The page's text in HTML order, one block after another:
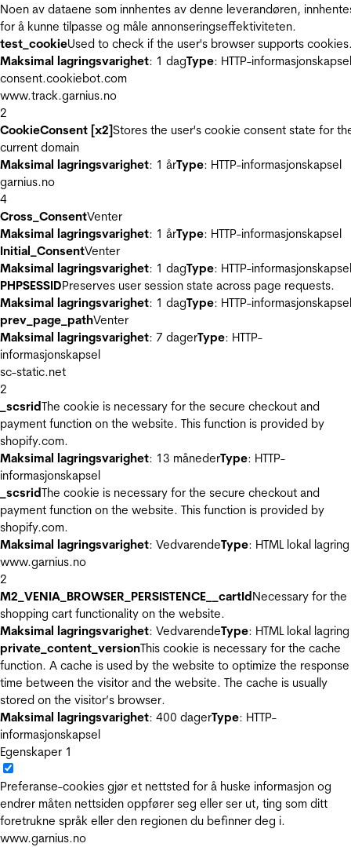
Noen av dataene som innhentes av denne leverandøren,
for å kunne tilpasse og måle annonseringseffektiviteten.
test_cookieUsed to check if the user's browser supports
Maksimal lagringsvarighet: 1 dagType: HTTP-informasjonskapsel
consent.cookiebot.com
www.track.garnius.no
2
CookieConsent [x2]Stores the user's cookie consent state for
current domain
Maksimal lagringsvarighet: 1 årType: HTTP-informasjonskapsel
garnius.no
4
Cross_ConsentVenter
Maksimal lagringsvarighet: 1 årType: HTTP-informasjonskapsel
Initial_ConsentVenter
Maksimal lagringsvarighet: 1 dagType: HTTP-informasjonskapsel
PHPSESSIDPreserves user session state across page requests.
Maksimal lagringsvarighet: 1 dagType: HTTP-informasjonskapsel
prev_page_pathVenter
Maksimal lagringsvarighet: 7 dagerType: HTTP-
informasjonskapsel
sc-static.net
2
_scsridThe cookie is necessary for the secure checkout and
payment function on the website. This function is provided by
shopify.com.
Maksimal lagringsvarighet: 13 månederType: HTTP-
informasjonskapsel
_scsridThe cookie is necessary for the secure checkout and
payment function on the website. This function is provided by
shopify.com.
Maksimal lagringsvarighet: VedvarendeType: HTML lokal lagring
www.garnius.no
2
M2_VENIA_BROWSER_PERSISTENCE__cartIdNecessary for the
shopping cart functionality on the website.
Maksimal lagringsvarighet: VedvarendeType: HTML lokal lagring
private_content_versionThis cookie is necessary for the cache
function. A cache is used by the website to optimize the response
time between the visitor and the website. The cache is usually
stored on the visitor’s browser.
Maksimal lagringsvarighet: 400 dagerType: HTTP-
informasjonskapsel
Egenskaper 1
Preferanse-cookies gjør et nettsted for å huske informasjon og
endrer måten nettsiden oppfører seg eller ser ut, ting som ditt
foretrukne språk eller den regionen du befinner deg i.
www.garnius.no